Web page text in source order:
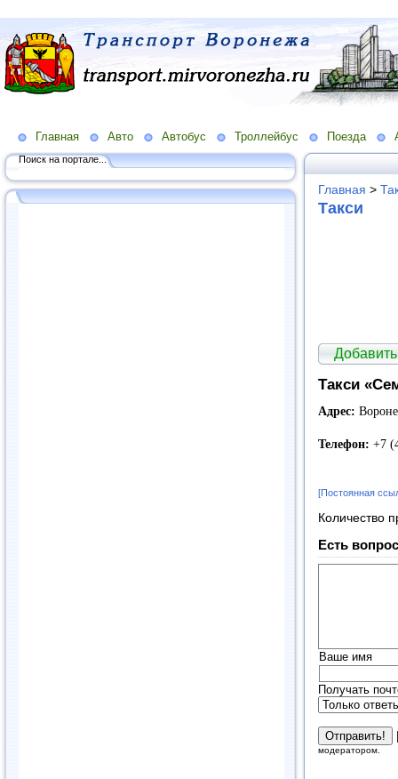
Главная Авто Автобус Троллейбус Поезда
Поиск на портале...
Главная >
Такси
Добавить
Такси
Адрес:
Телефон: +7
[Постоянная
Количество
Есть
Ваше имя
Получать
модератором.